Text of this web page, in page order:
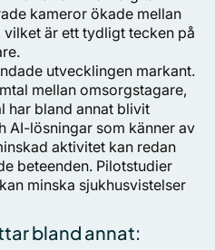
kameror ökade mellan
är ett tydligt tecken på
utvecklingen markant.
mellan omsorgstagare,
har bland annat blivit
AI-lösningar som känner av
aktivitet kan redan
beteenden. Pilotstudier
minska sjukhusvistelser
bland annat: